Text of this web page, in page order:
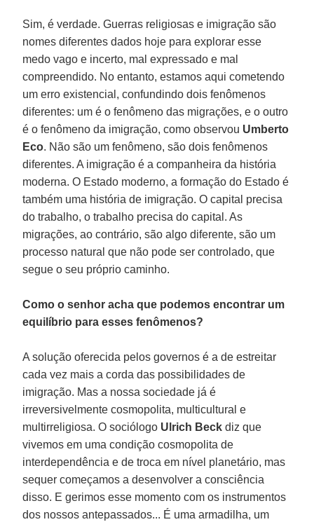
Sim, é verdade. Guerras religiosas e imigração são
nomes diferentes dados hoje para explorar esse
medo vago e incerto, mal expressado e mal
compreendido. No entanto, estamos aqui cometendo
um erro existencial, confundindo dois fenômenos
diferentes: um é o fenômeno das migrações, e o outro
é o fenômeno da imigração, como observou Umberto
Eco. Não são um fenômeno, são dois fenômenos
diferentes. A imigração é a companheira da história
moderna. O Estado moderno, a formação do Estado é
também uma história de imigração. O capital precisa
do trabalho, o trabalho precisa do capital. As
migrações, ao contrário, são algo diferente, são um
processo natural que não pode ser controlado, que
segue o seu próprio caminho.
Como o senhor acha que podemos encontrar um
equilíbrio para esses fenômenos?
A solução oferecida pelos governos é a de estreitar
cada vez mais a corda das possibilidades de
imigração. Mas a nossa sociedade já é
irreversivelmente cosmopolita, multicultural e
multirreligiosa. O sociólogo Ulrich Beck diz que
vivemos em uma condição cosmopolita de
interdependência e de troca em nível planetário, mas
sequer começamos a desenvolver a consciência
disso. E gerimos esse momento com os instrumentos
dos nossos antepassados... É uma armadilha, um